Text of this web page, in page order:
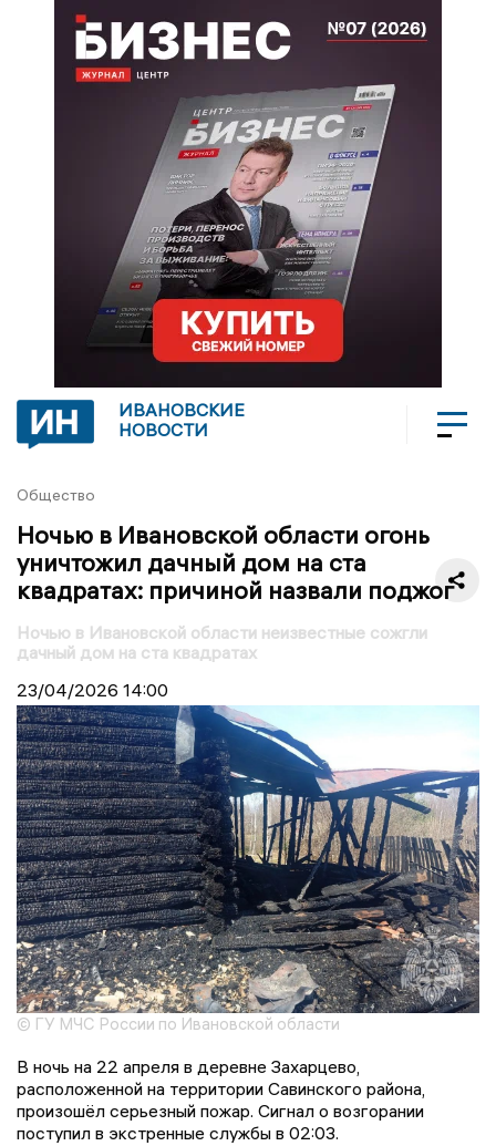
ИВАНОВСКИЕ
НОВОСТИ
Общество
Ночью в Ивановской области огонь
уничтожил дачный дом на ста
квадратах: причиной назвали поджог
Ночью в Ивановской области неизвестные сожгли
дачный дом на ста квадратах
23/04/2026 14:00
© ГУ МЧС России по Ивановской области
В ночь на 22 апреля в деревне Захарцево,
расположенной на территории Савинского района,
произошёл серьезный пожар. Сигнал о возгорании
поступил в экстренные службы в 02:03.